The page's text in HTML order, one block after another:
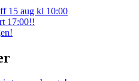
15 aug kl 10:00
17:00!!